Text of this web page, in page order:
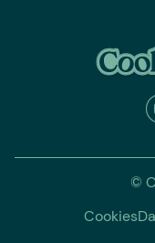
©
Cookies